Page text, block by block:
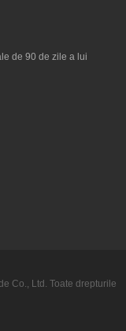
de 90 de zile a lui
Co., Ltd. Toate drepturile